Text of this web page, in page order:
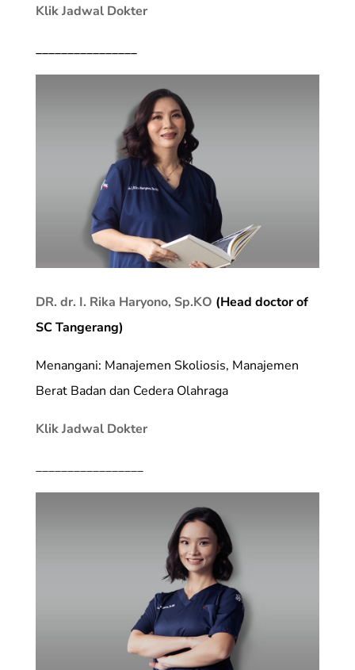
Klik Jadwal Dokter
________________
DR. dr. I. Rika Haryono, Sp.KO (Head doctor of
SC Tangerang)
Menangani: Manajemen Skoliosis, Manajemen
Berat Badan dan Cedera Olahraga
Klik Jadwal Dokter
_________________